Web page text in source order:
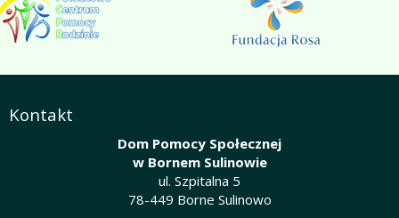
Kontakt
Dom Pomocy Społecznej
w Bornem Sulinowie
ul. Szpitalna 5
78-449 Borne Sulinowo